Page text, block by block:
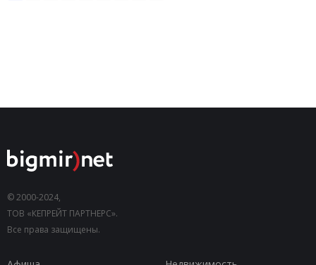
© 2000-2024,
ТОВ «КЕПРЕЙТ ПАРТНЕРС».
Все права защищены.